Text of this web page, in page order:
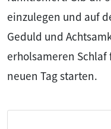
einzulegen und auf
Geduld und
erholsameren
neuen Tag starten.